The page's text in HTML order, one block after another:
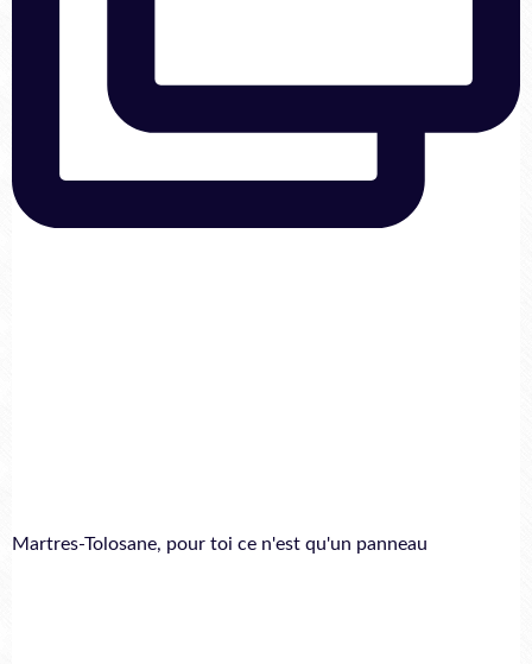
Martres-Tolosane, pour toi ce n'est qu'un panneau